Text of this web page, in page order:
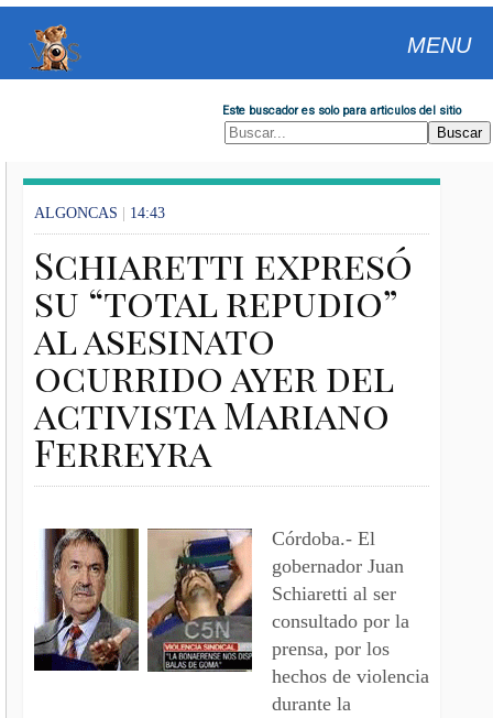
MENU
Este buscador es solo para articulos del sitio
ALGONCAS | 14:43
Schiaretti expresó
su “total repudio”
al asesinato
ocurrido ayer del
activista Mariano
Ferreyra
Córdoba.- El
gobernador Juan
Schiaretti al ser
consultado por la
prensa, por los
hechos de violencia
durante la